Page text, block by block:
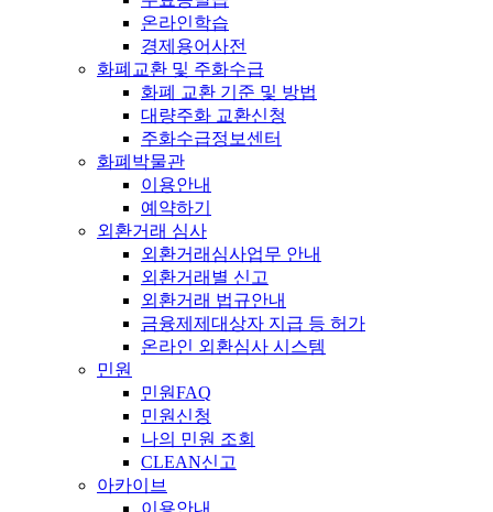
온라인학습
경제용어사전
화폐교환 및 주화수급
화폐 교환 기준 및 방법
대량주화 교환신청
주화수급정보센터
화폐박물관
이용안내
예약하기
외환거래 심사
외환거래심사업무 안내
외환거래별 신고
외환거래 법규안내
금융제제대상자 지급 등 허가
온라인 외환심사 시스템
민원
민원FAQ
민원신청
나의 민원 조회
CLEAN신고
아카이브
이용안내